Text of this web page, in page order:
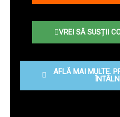
VREI SĂ SUSȚII
AFLĂ MAI MULTE.